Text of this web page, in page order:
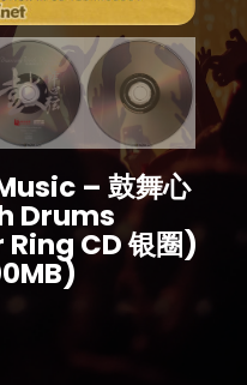
– 鼓舞心
Drums
CD 银圈)